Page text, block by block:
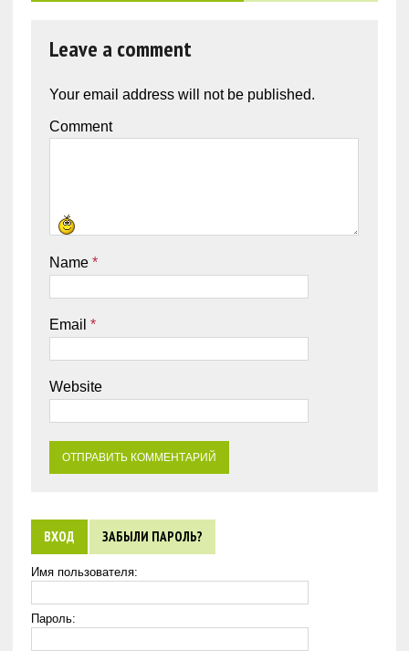
Leave a comment
Your email address will not be published.
Comment
Name *
Email *
Website
ВХОД ЗАБЫЛИ ПАРОЛЬ?
Имя пользователя:
Пароль: